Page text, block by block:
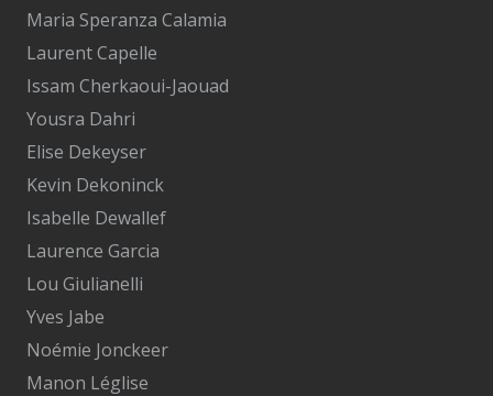
Maria Speranza Calamia
Laurent Capelle
Issam Cherkaoui-Jaouad
Yousra Dahri
Elise Dekeyser
Kevin Dekoninck
Isabelle Dewallef
Laurence Garcia
Lou Giulianelli
Yves Jabe
Noémie Jonckeer
Manon Léglise